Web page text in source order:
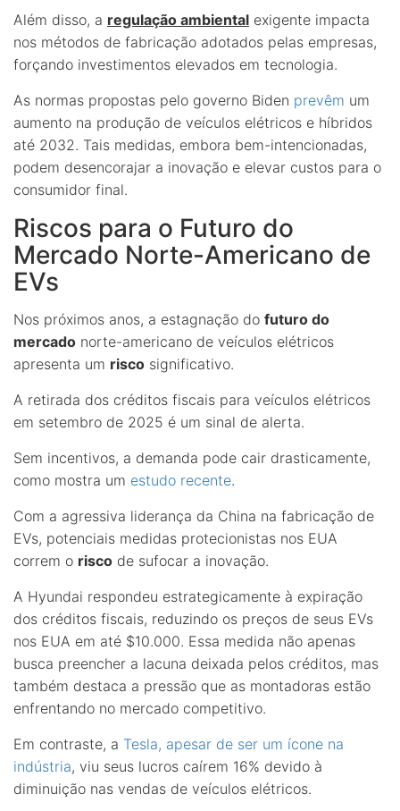
Além disso, a regulação ambiental exigente impacta
nos métodos de fabricação adotados pelas empresas,
forçando investimentos elevados em tecnologia.
As normas propostas pelo governo Biden prevêm um
aumento na produção de veículos elétricos e híbridos
até 2032. Tais medidas, embora bem-intencionadas,
podem desencorajar a inovação e elevar custos para o
consumidor final.
Riscos para o Futuro do
Mercado Norte-Americano de
EVs
Nos próximos anos, a estagnação do futuro do
mercado norte-americano de veículos elétricos
apresenta um risco significativo.
A retirada dos créditos fiscais para veículos elétricos
em setembro de 2025 é um sinal de alerta.
Sem incentivos, a demanda pode cair drasticamente,
como mostra um estudo recente.
Com a agressiva liderança da China na fabricação de
EVs, potenciais medidas protecionistas nos EUA
correm o risco de sufocar a inovação.
A Hyundai respondeu estrategicamente à expiração
dos créditos fiscais, reduzindo os preços de seus EVs
nos EUA em até $10.000. Essa medida não apenas
busca preencher a lacuna deixada pelos créditos, mas
também destaca a pressão que as montadoras estão
enfrentando no mercado competitivo.
Em contraste, a Tesla, apesar de ser um ícone na
indústria, viu seus lucros caírem 16% devido à
diminuição nas vendas de veículos elétricos.